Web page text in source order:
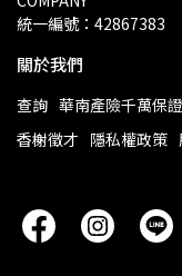
統一編號：42867383
關於我們
查詢 華南產險千萬保證
香榭徵才 隱私權政策